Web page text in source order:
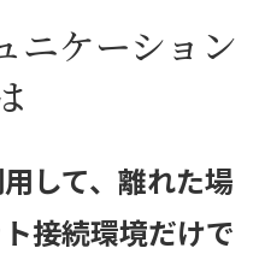
ニケーション
して、 離れた場
接続環境だけで